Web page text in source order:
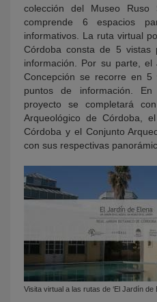
colección del Museo Ruso
comprende 6 espacios
informativos. La ruta virtual
Córdoba consta de 5 vistas
información. Por su parte, el
Concepción se recorre en
puntos de información.
proyecto se completará
Arqueológico de Córdoba,
Córdoba y el Conjunto
con sus respectivas
Visita virtual a las rutas de ‘El Jardín de